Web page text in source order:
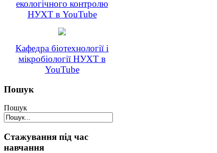
екологічного контролю
НУХТ в YouTube
Кафедра біотехнології і
мікробіології НУХТ в
YouTube
Пошук
Пошук
Стажування під час
навчання